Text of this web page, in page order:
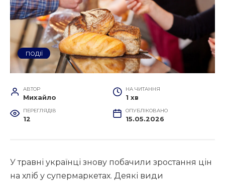
ПОДІЇ
АВТОР
Михайло
НА ЧИТАННЯ
1 хв
ПЕРЕГЛЯДІВ
12
ОПУБЛІКОВАНО
15.05.2026
У травні українці знову побачили зростання цін
на хліб у супермаркетах. Деякі види